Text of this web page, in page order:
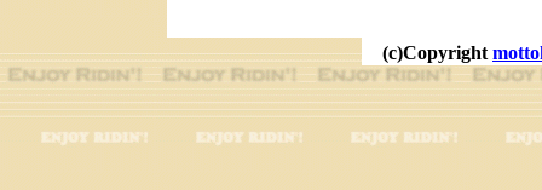
(c)Copyright